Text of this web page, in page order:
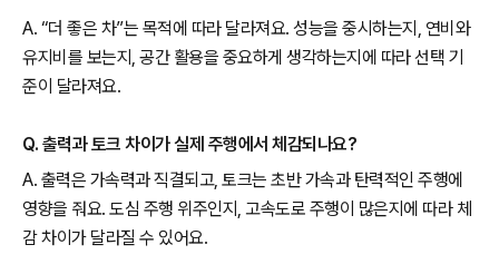
A. “더 좋은 차”는 목적에 따라 달라져요. 성능을 중시하는지, 연비와
유지비를 보는지, 공간 활용을 중요하게 생각하는지에 따라 선택 기
준이 달라져요.
Q. 출력과 토크 차이가 실제 주행에서 체감되나요?
A. 출력은 가속력과 직결되고, 토크는 초반 가속과 탄력적인 주행에
영향을 줘요. 도심 주행 위주인지, 고속도로 주행이 많은지에 따라 체
감 차이가 달라질 수 있어요.